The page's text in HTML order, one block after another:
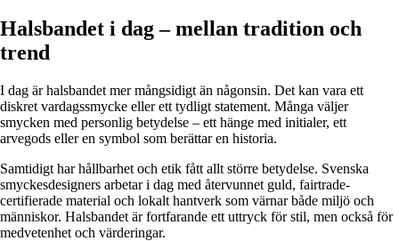
Halsbandet i dag – mellan tradition och
trend
I dag är halsbandet mer mångsidigt än någonsin. Det kan vara ett
diskret vardagssmycke eller ett tydligt statement. Många väljer
smycken med personlig betydelse – ett hänge med initialer, ett
arvegods eller en symbol som berättar en historia.
Samtidigt har hållbarhet och etik fått allt större betydelse. Svenska
smyckesdesigners arbetar i dag med återvunnet guld, fairtrade-
certifierade material och lokalt hantverk som värnar både miljö och
människor. Halsbandet är fortfarande ett uttryck för stil, men också för
medvetenhet och värderingar.